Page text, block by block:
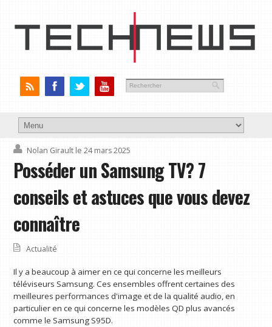
Nolan Girault le 24 mars 2025
Posséder un Samsung TV? 7
conseils et astuces que vous devez
connaître
Actualité
Il y a beaucoup à aimer en ce qui concerne les meilleurs
téléviseurs Samsung. Ces ensembles offrent certaines des
meilleures performances d'image et de la qualité audio, en
particulier en ce qui concerne les modèles QD plus avancés
comme le Samsung S95D.